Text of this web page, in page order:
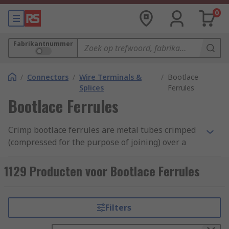
0
Fabrikantnummer
/ Connectors / Wire Terminals &
Splices
/ Bootlace
Ferrules
Bootlace Ferrules
Crimp bootlace ferrules are metal tubes crimped
(compressed for the purpose of joining) over a
with screw or spring clamps. Most bootlace
ferrules have a colour-coded insulation collar
How do bootlace ferrules work?
1129 Producten voor Bootlace Ferrules
Filters